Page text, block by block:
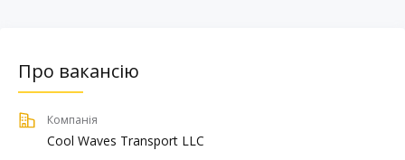
Про вакансію
Компанія
Cool Waves Transport LLC